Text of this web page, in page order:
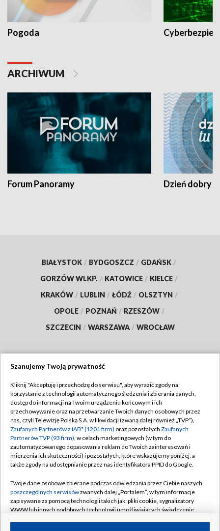
Pogoda
ARCHIWUM
Forum Panoramy Dzień dobry
BIAŁYSTOK / BYDGOSZCZ / GDAŃSK /
GORZÓW WLKP. / KATOWICE / KIELCE /
KRAKÓW / LUBLIN / ŁÓDŹ / OLSZTYN /
OPOLE / POZNAŃ / RZESZÓW /
SZCZECIN / WARSZAWA / WROCŁAW
TVP
Abonament TVP
Emisja w TVP
Centrum informacji TVP
Naziemna Telewizja Cyfrowa
Rada Programowa
System NOS
Informacje o nadawcy
Regulamin TVP
Polityka prywatności
Moje zgody
Pomoc
Kontakt
Kanały
Szanujemy Twoją prywatność
Kliknij "Akceptuję i przechodzę do serwisu", aby wyrazić zgody na
korzystanie z technologii automatycznego śledzenia i zbierania danych,
dostęp do informacji na Twoim urządzeniu końcowym i ich
przechowywanie oraz na przetwarzanie Twoich danych osobowych przez
nas, czyli Telewizję Polską S.A. w likwidacji (zwaną dalej również „TVP”),
Zaufanych Partnerów z IAB* (1201 firm) oraz pozostałych Zaufanych
Partnerów TVP (93 firm), w celach marketingowych (w tym do
zautomatyzowanego dopasowania reklam do Twoich zainteresowań i
mierzenia ich skuteczności) i pozostałych, które wskazujemy poniżej, a
także zgody na udostępnianie przez nas identyfikatora PPID do Google.
Twoje dane osobowe zbierane podczas odwiedzania przez Ciebie naszych
poszczególnych serwisówzwanych dalej „Portalem”, w tym informacje
zapisywane za pomocą technologii takich jak: pliki cookie, sygnalizatory
WWW lub innych podobnych technologii umożliwiających świadczenie